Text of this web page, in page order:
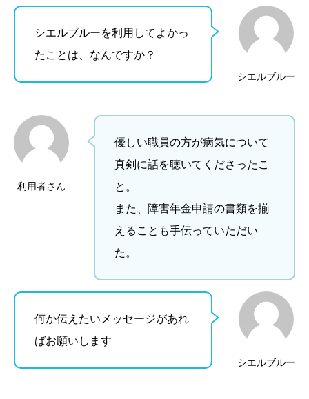
シエルブルー
シエルブルーを利用してよかっ
たことは、なんですか？
利用者さん
優しい職員の方が病気について
真剣に話を聴いてくださったこ
と。
また、障害年金申請の書類を揃
えることも手伝っていただい
た。
シエルブルー
何か伝えたいメッセージがあれ
ばお願いします